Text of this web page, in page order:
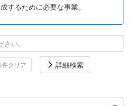
るために必要な事業。
件クリア 詳細検索